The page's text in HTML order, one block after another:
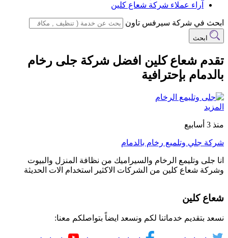
آراء عملاء شركة شعاع كلين
ابحث في شركة سيرفس تاون
ابحث
تقدم شعاع كلين افضل شركة جلى رخام
بالدمام بإحترافية
المزيد
منذ 3 أسابيع
شركة جلي وتلميع رخام بالدمام
انا جلى وتليمع الرخام والسيراميك من نظافة المنزل والبيوت
وشركة شعاع كلين من الشركات الاكثير استخدام الات الحديثة
شعاع كلين
نسعد بتقديم خدماتنا لكم ونسعد ايضاً بتواصلكم معنا: